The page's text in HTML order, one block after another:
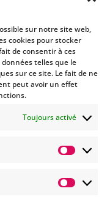
sur notre site web,
cookies pour stocker
de consentir à ces
telles que le
sur ce site. Le fait de ne
peut avoir un effet
Toujours activé
informés